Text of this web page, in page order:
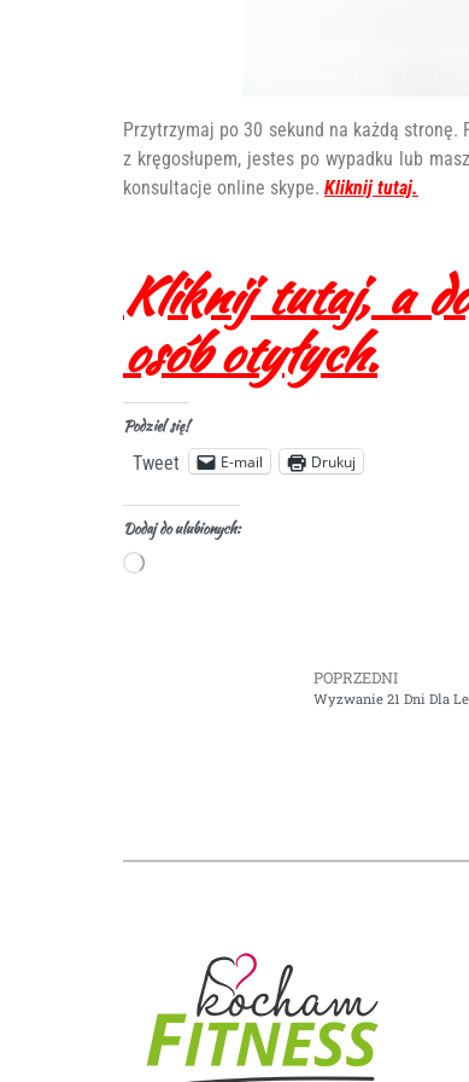
Przytrzymaj po 30 sekund na każdą
z kręgosłupem, jestes po wypadku lub
konsultacje online skype. Kliknij tutaj.
Kliknij tutaj, a
osób otyłych.
Podziel się!
Tweet E-mail Drukuj
Dodaj do ulubionych:
POPRZEDNI
Wyzwanie 21 Dni Dla